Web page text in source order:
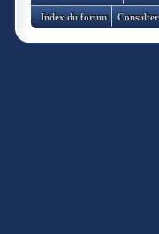
Index du forum